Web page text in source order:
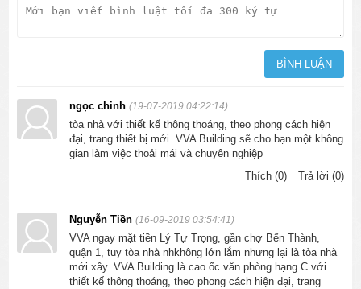
ngọc chinh(19-07-2019 04:22:14)
tòa nhà với thiết kế thông thoáng, theo phong cách hiện
đại, trang thiết bị mới. VVA Building sẽ cho bạn một không
gian làm việc thoải mái và chuyên nghiệp
Thích (0)
Trả lời (0)
Nguyễn Tiền(16-09-2019 03:54:41)
VVA ngay mặt tiền Lý Tự Trọng, gần chợ Bến Thành,
quận 1, tuy tòa nhà nhkhông lớn lắm nhưng lại là tòa nhà
mới xây. VVA Building là cao ốc văn phòng hạng C với
thiết kế thông thoáng, theo phong cách hiện đại, trang